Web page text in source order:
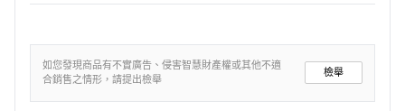
如您發現商品有不實廣告、侵害智慧財產權或其他不適
合銷售之情形，請提出檢舉
檢舉